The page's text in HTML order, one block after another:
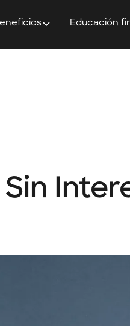
Educación
Sin